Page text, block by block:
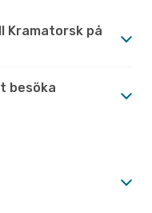
Kramatorsk på
besöka